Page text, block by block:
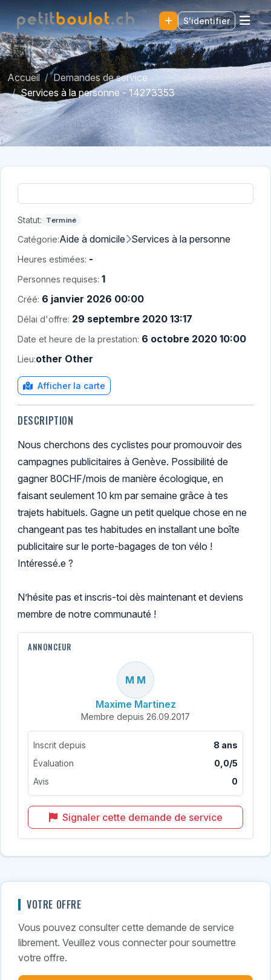
S'identifier
Accueil
Demandes de service
Services à la personne - 14273353
Statut: Terminé
Catégorie:Aide à domicile Services à la personne
Heures estimées: -
Personnes requises: 1
Créé: 6 janvier 2026 00:00
Délai d'offre: 29 septembre 2020 13:17
Date et heure de la prestation: 6 octobre 2020 10:00
Lieu:other Other
Afficher la carte
DESCRIPTION
Nous cherchons des cyclistes pour promouvoir des
campagnes publicitaires à Genève. Possibilité de
gagner 80CHF/mois de manière écologique, en
faisant seulement 10 km par semaine grâce à tes
trajets habituels. Gagne un petit quelque chose en ne
changeant pas tes habitudes en installant une boîte
publicitaire sur le porte-bagages de ton vélo !
Intéressé.e ?
N’hésite pas et inscris-toi dès maintenant et deviens
membre de notre communauté !
ANNONCEUR
M M
Maxime Martinez
Membre depuis 26.09.2017
Inscrit depuis
8 ans
Évaluation
0,0/5
Avis
0
Signaler cette demande de service
VOTRE OFFRE
Vous pouvez consulter cette demande de service
librement. Veuillez vous connecter pour soumettre
votre offre.